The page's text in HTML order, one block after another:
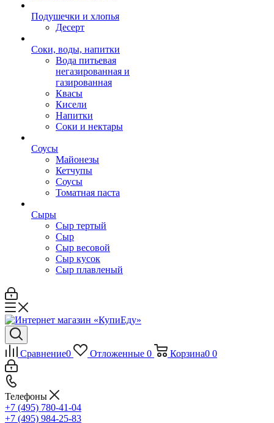
Подушечки и хлопья
Десерт
Соки, воды, напитки
Вода питьевая
негазированная и
газированная
Квасы
Кисели
Напитки
Соки и нектары
Соусы
Майонезы
Кетчупы
Соусы
Томатная паста
Сыры
Сыр тертый
Сыр
Сыр весовой
Сыр кусок
Сыр плавленый
Сравнение0 Отложенные 0 Корзина0 0
Телефоны
+7 (495) 780-41-04
+7 (495) 984-25-83